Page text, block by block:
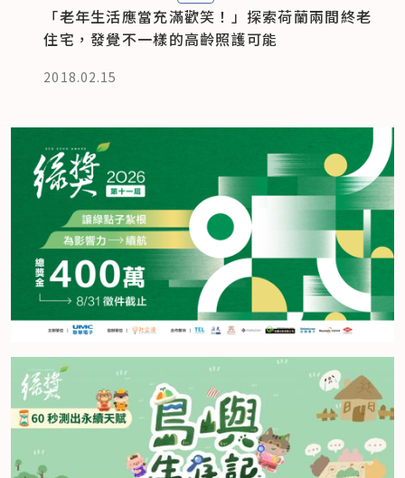
「老年生活應當充滿歡笑！」探索荷蘭兩間終老
住宅，發覺不一樣的高齡照護可能
2018.02.15